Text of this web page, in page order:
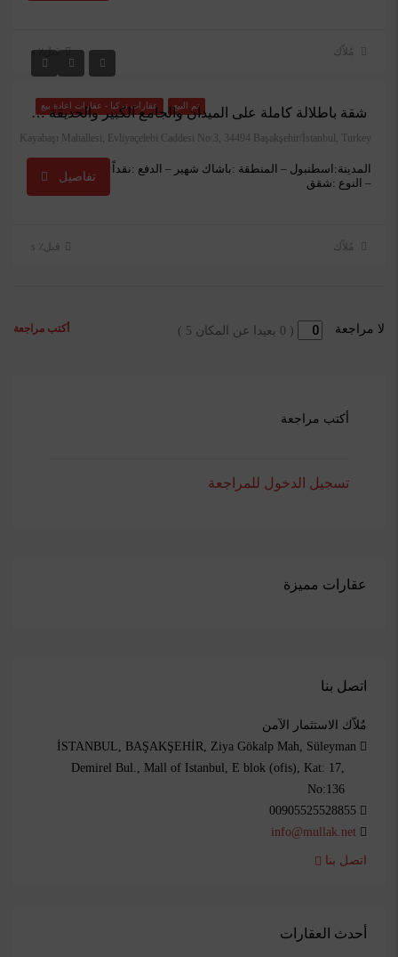
مُلاّك قبل٪ s
تم البيع عقارات تركيا - عقارات اعادة بيعشقة باطلالة كاملة على الميدان والجامع الكبير والحديقة النباتية في مجمع المافيرا في باشاك شهير
Kayabaşı Mahallesi, Evliyaçelebi Caddesi No:3, 34494 Başakşehir/İstanbul, Turkey
المدينة:اسطنبول – المنطقة :باشاك شهير – الدفع :نقداً
– النوع :شقق
تفاصيل
مُلاّك قبل٪ s
لا مراجعة (
0 بعيدا عن المكان 5
) أكتب مراجعة
أكتب مراجعة
تسجيل الدخول للمراجعة
عقارات مميزة
اتصل بنا
مٌلاّك الاستثمار الآمن
İSTANBUL, BAŞAKŞEHİR, Ziya Gökalp Mah, Süleyman
Demirel Bul., Mall of Istanbul, E blok (ofis), Kat: 17,
No:136
info@mullak.net
اتصل بنا
أحدث العقارات